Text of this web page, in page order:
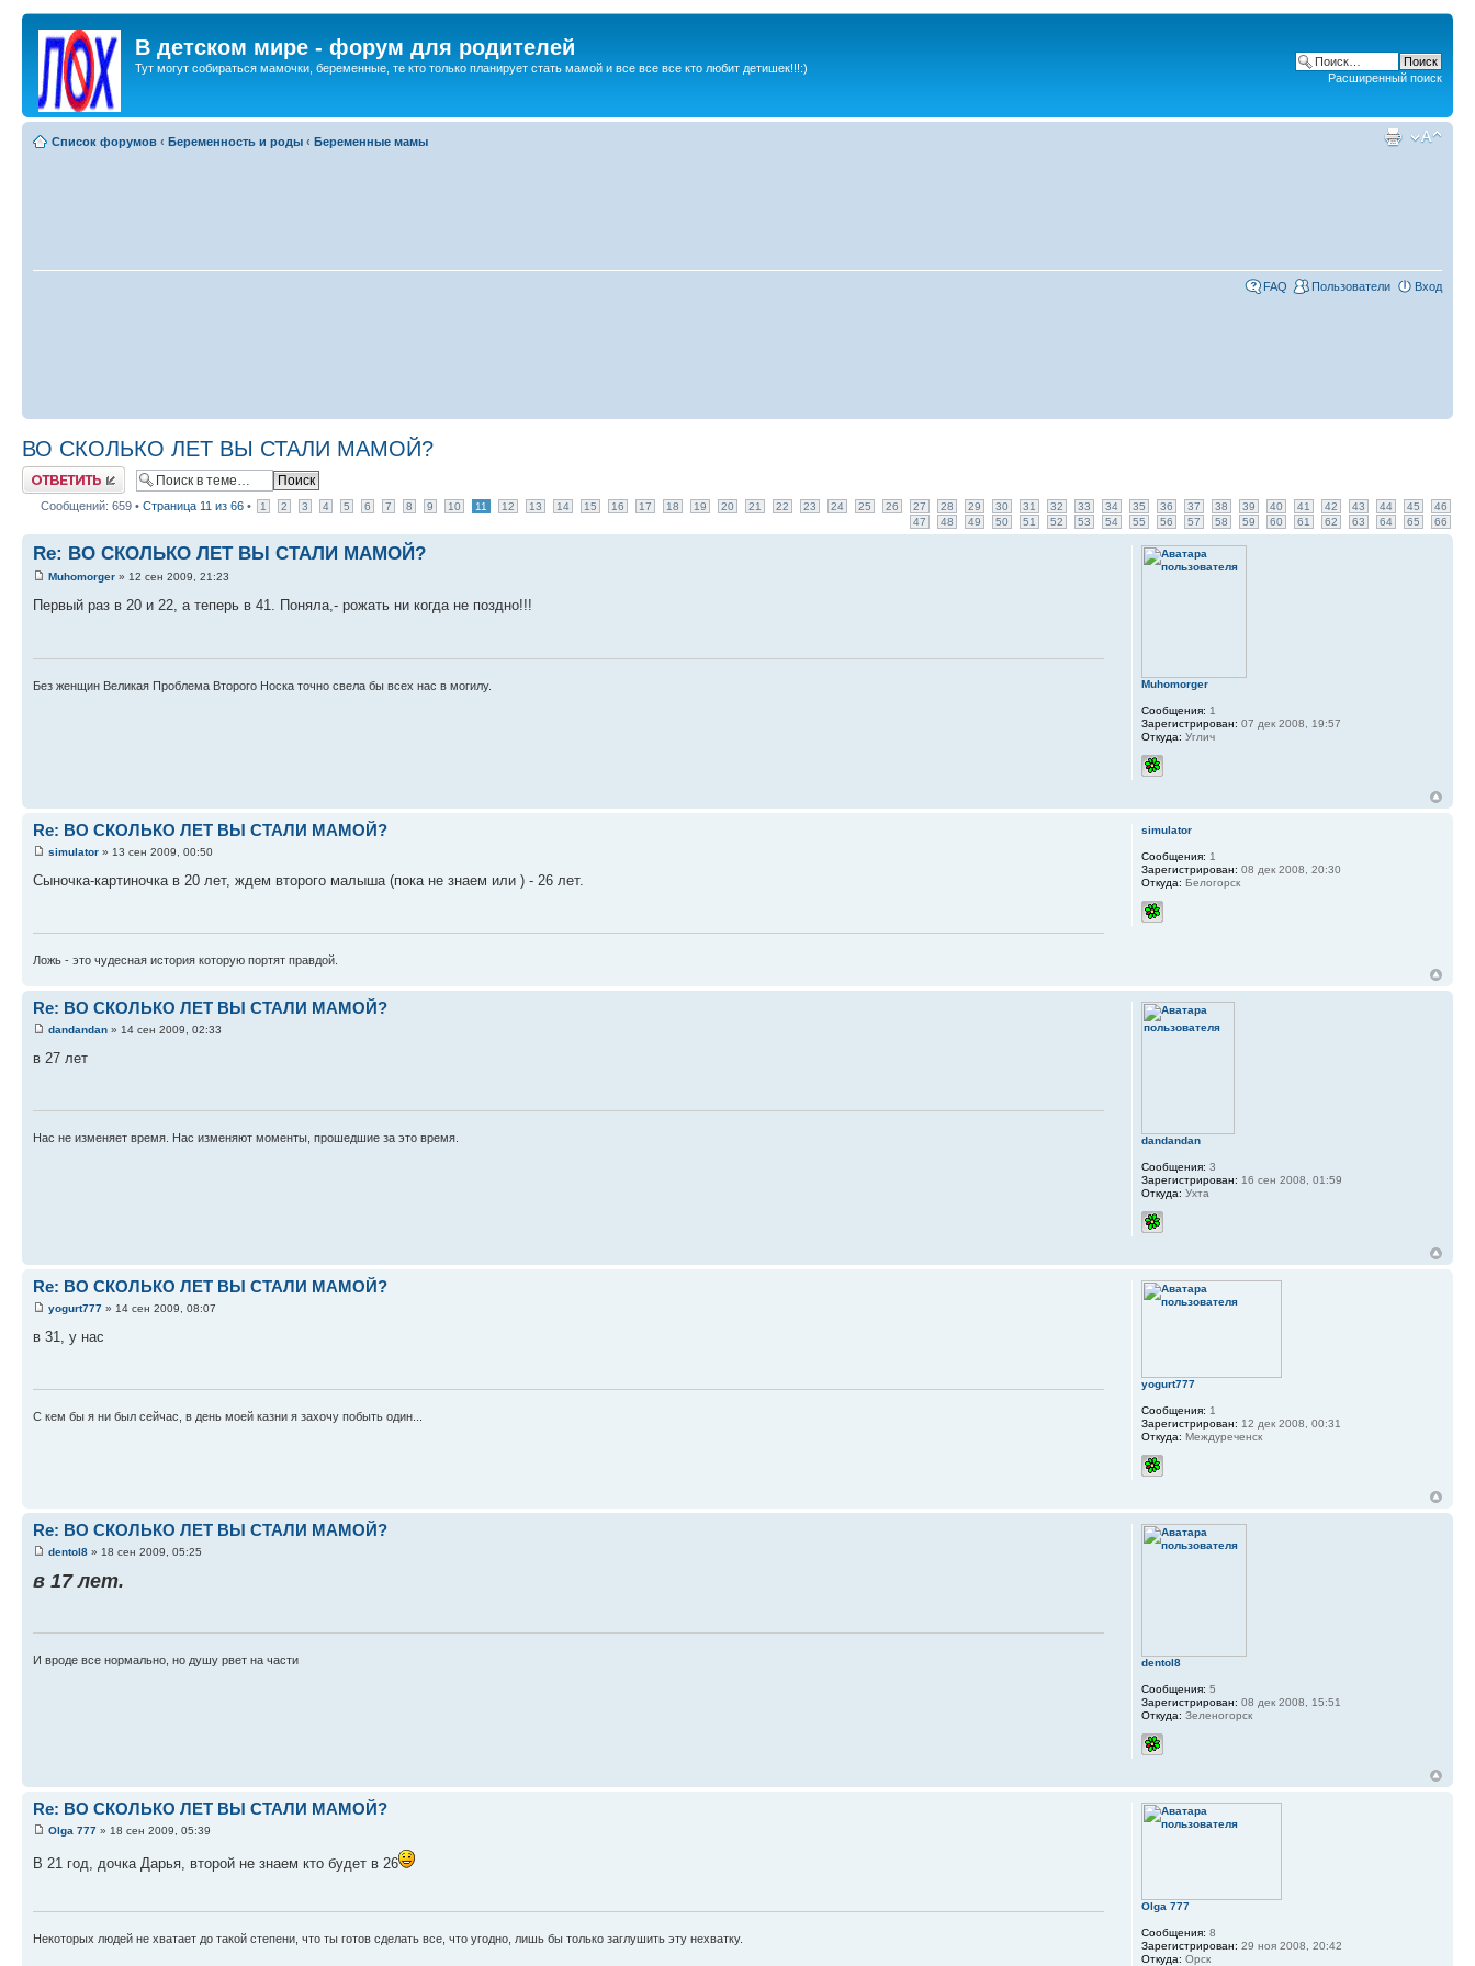
В детском мире - форум для родителей
Тут могут собираться мамочки, беременные, те кто только планирует стать мамой и все все все кто любит детишек!!!:)
Расширенный поиск
Список форумов ‹ Беременность и роды ‹ Беременные мамы
FAQ Пользователи Вход
ВО СКОЛЬКО ЛЕТ ВЫ СТАЛИ МАМОЙ?
Ответить
Сообщений: 659 • Страница 11 из 66 • 1 2 3 4 5 6 7 8 9 10 11 12 13 14 15 16 17 18 19 20 21 22 23 24 25 26 27 28 29 30 31 32 33 34 35 36 37 38 39 40 41 42 43 44 45
46
47
48 49 50 51 52 53 54 55 56 57 58 59 60 61 62 63 64 65 66
Re: ВО СКОЛЬКО ЛЕТ ВЫ СТАЛИ МАМОЙ?
Muhomorger » 12 сен 2009, 21:23
Первый раз в 20 и 22, а теперь в 41. Поняла,- рожать ни когда не поздно!!!
Без женщин Великая Проблема Второго Носка точно свела бы всех нас в могилу. Muhomorger
Сообщения: 1
Зарегистрирован: 07 дек 2008, 19:57
Откуда: Углич
Re: ВО СКОЛЬКО ЛЕТ ВЫ СТАЛИ МАМОЙ?
simulator » 13 сен 2009, 00:50
Сыночка-картиночка в 20 лет, ждем второго малыша (пока не знаем или ) - 26 лет.
Ложь - это чудесная история которую портят правдой.
simulator
Сообщения: 1
Зарегистрирован: 08 дек 2008, 20:30
Откуда: Белогорск
Re: ВО СКОЛЬКО ЛЕТ ВЫ СТАЛИ МАМОЙ?
dandandan » 14 сен 2009, 02:33
в 27 лет
Нас не изменяет время. Нас изменяют моменты, прошедшие за это время. dandandan
Сообщения: 3
Зарегистрирован: 16 сен 2008, 01:59
Откуда: Ухта
Re: ВО СКОЛЬКО ЛЕТ ВЫ СТАЛИ МАМОЙ?
yogurt777 » 14 сен 2009, 08:07
в 31, у нас
С кем бы я ни был сейчас, в день моей казни я захочу побыть один...
yogurt777
Сообщения: 1
Зарегистрирован: 12 дек 2008, 00:31
Откуда: Междуреченск
Re: ВО СКОЛЬКО ЛЕТ ВЫ СТАЛИ МАМОЙ?
dentol8 » 18 сен 2009, 05:25
в 17 лет.
И вроде все нормально, но душу рвет на части dentol8
Сообщения: 5
Зарегистрирован: 08 дек 2008, 15:51
Откуда: Зеленогорск
Re: ВО СКОЛЬКО ЛЕТ ВЫ СТАЛИ МАМОЙ?
Olga 777 » 18 сен 2009, 05:39
В 21 год, дочка Дарья, второй не знаем кто будет в 26
Некоторых людей не хватает до такой степени, что ты готов сделать все, что угодно, лишь бы только заглушить эту нехватку.
Olga 777
Сообщения: 8
Зарегистрирован: 29 ноя 2008, 20:42
Откуда: Орск